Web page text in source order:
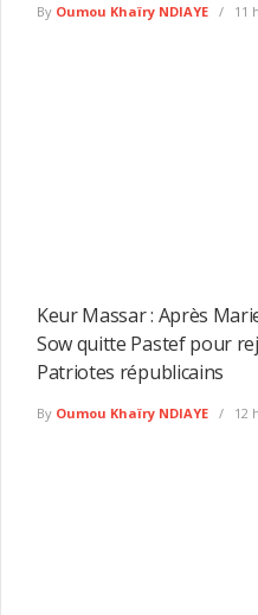
By Oumou Khaïry NDIAYE 11
Keur Massar : Après
Sow quitte Pastef pour
Patriotes républicains
By Oumou Khaïry NDIAYE 12